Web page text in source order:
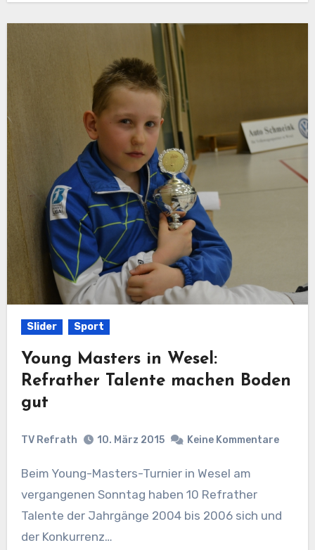
Slider Sport
Young Masters in Wesel:
Refrather Talente machen Boden
gut
TV Refrath 10. März 2015 Keine Kommentare
Beim Young-Masters-Turnier in Wesel am
vergangenen Sonntag haben 10 Refrather
Talente der Jahrgänge 2004 bis 2006 sich und
der Konkurrenz…